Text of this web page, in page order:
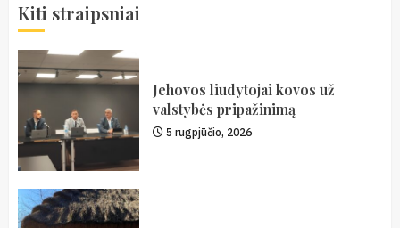
Kiti straipsniai
Jehovos liudytojai kovos už
valstybės pripažinimą
5 rugpjūčio, 2026